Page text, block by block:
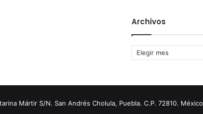
Archivos
Archivos
Mártir S/N. San Andrés Cholula, Puebla. C.P. 72810.